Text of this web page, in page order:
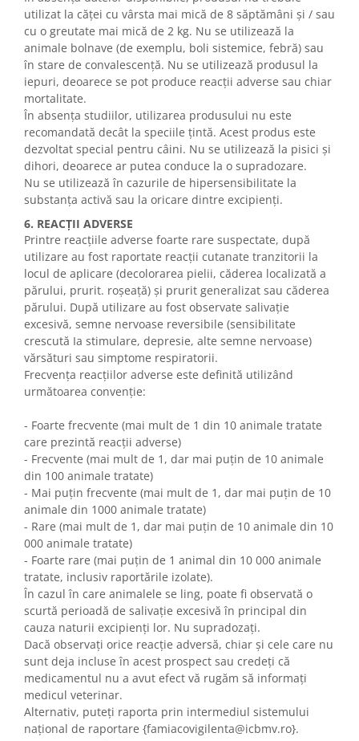
utilizat la căței cu vârsta mai mică de 8 săptămâni și / sau
cu o greutate mai mică de 2 kg. Nu se utilizează la
animale bolnave (de exemplu, boli sistemice, febră) sau
în stare de convalescență. Nu se utilizează produsul la
iepuri, deoarece se pot produce reacții adverse sau chiar
mortalitate.
În absența studiilor, utilizarea produsului nu este
recomandată decât la speciile țintă. Acest produs este
dezvoltat special pentru câini. Nu se utilizează la pisici și
dihori, deoarece ar putea conduce la o supradozare.
Nu se utilizează în cazurile de hipersensibilitate la
substanța activă sau la oricare dintre excipienți.
6. REACȚII ADVERSE
Printre reacțiile adverse foarte rare suspectate, după
utilizare au fost raportate reacții cutanate tranzitorii la
locul de aplicare (decolorarea pielii, căderea localizată a
părului, prurit. roșeață) și prurit generalizat sau căderea
părului. După utilizare au fost observate salivație
excesivă, semne nervoase reversibile (sensibilitate
crescută Ia stimulare, depresie, alte semne nervoase)
vărsături sau simptome respiratorii.
Frecvența reacțiilor adverse este definită utilizând
următoarea convenție:
- Foarte frecvente (mai mult de 1 din 10 animale tratate
care prezintă reacții adverse)
- Frecvente (mai mult de 1, dar mai puțin de 10 animale
din 100 animale tratate)
- Mai puțin frecvente (mai mult de 1, dar mai puțin de 10
animale din 1000 animale tratate)
- Rare (mai mult de 1, dar mai puțin de 10 animale din 10
000 animale tratate)
- Foarte rare (mai puțin de 1 animal din 10 000 animale
tratate, inclusiv raportările izolate).
În cazul în care animalele se ling, poate fi observată o
scurtă perioadă de salivație excesivă în principal din
cauza naturii excipienți lor. Nu supradozați.
Dacă observați orice reacție adversă, chiar și cele care nu
sunt deja incluse în acest prospect sau credeți că
medicamentul nu a avut efect vă rugăm să informați
medicul veterinar.
Alternativ, puteți raporta prin intermediul sistemului
național de raportare {famiacovigilenta@icbmv.ro}.